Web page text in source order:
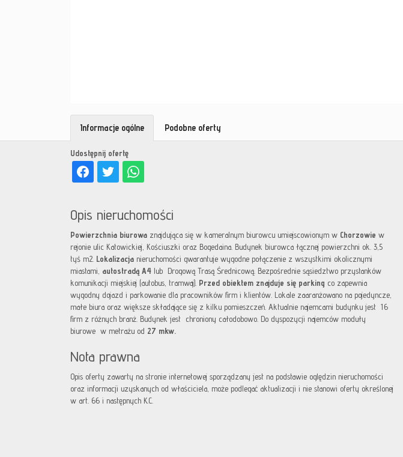
Udostępnij ofertę
Informacje ogólne Podobne oferty
Opis nieruchomości
Powierzchnia biurowa znajdująca się w kameralnym biurowcu umiejscowionym w Chorzowie w
rejonie ulic Katowickiej, Kościuszki oraz Bogedaina. Budynek biurowca łącznej powierzchni ok. 3,5
tyś m2. Lokalizacja nieruchomości gwarantuje wygodne połączenie z wszystkimi okolicznymi
miastami, autostradą A4 lub Drogową Trasą Średnicową. Bezpośrednie sąsiedztwo przystanków
komunikacji miejskiej (autobus, tramwaj). Przed obiektem znajduje się parking co zapewnia
wygodny dojazd i parkowanie dla pracowników firm i klientów. Lokale zaaranżowano na pojedyncze,
małe biura oraz większe składające się z kilku pomieszczeń. Aktualnie najemcami budynku jest 16
firm z różnych branż. Budynek jest chroniony całodobowo. Do dyspozycji najemców moduły
biurowe w metrażu od 27 mkw.
Nota prawna
Opis oferty zawarty na stronie internetowej sporządzany jest na podstawie oględzin nieruchomości
oraz informacji uzyskanych od właściciela, może podlegać aktualizacji i nie stanowi oferty określonej
w art. 66 i następnych K.C.